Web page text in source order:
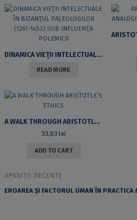
DINAMICA VIEŢII INTELECTUALE ÎN BIZANŢUL PALEOLOGILOR (1261-1453) SUB INFLUENŢA POLEMICII
READ MORE
A WALK THROUGH ARISTOTLE’S ETHICS
33,83 lei
ADD TO CART
APARIȚII RECENTE
EROAREA ȘI FACTORUL UMAN ÎN PRACTICA